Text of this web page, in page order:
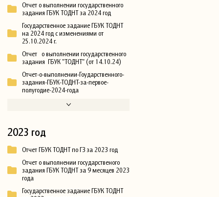
Отчет о выполнении государственного
задания ГБУК ТОДНТ за 2024 год
Государственное задание ГБУК ТОДНТ
на 2024 год с изменениями от
25.10.2024 г.
Отчет о выполнении государственного
задания ГБУК "ТОДНТ" (от 14.10.24)
Отчет-о-выполнении-Гоударственного-
задания-ГБУК-ТОДНТ-за-первое-
полугодие-2024-года
2023 год
Отчет ГБУК ТОДНТ по ГЗ за 2023 год
Отчет о выполнении государственого
задания ГБУК ТОДНТ за 9 месяцев 2023
года
Государственное задание ГБУК ТОДНТ